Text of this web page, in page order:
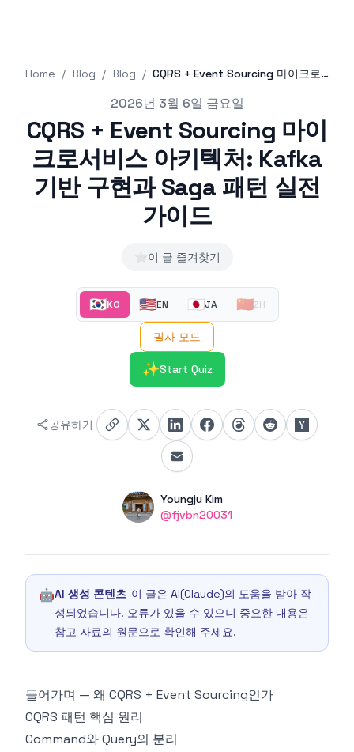
Home / Blog / Blog / CQRS + Event Sourcing 마이크로서비스 아키텍처: Kafka 기반 구현과 Saga 패턴 실전 가이드
2026년 3월 6일 금요일
CQRS + Event Sourcing 마이
크로서비스 아키텍처: Kafka
기반 구현과 Saga 패턴 실전
가이드
⭐이 글 즐겨찾기
🇰🇷KO 🇺🇸EN 🇯🇵JA 🇨🇳ZH
필사 모드
✨Start Quiz
공유하기
Name
Youngju Kim
Twitter
@fjvbn20031
🤖AI 생성 콘텐츠 이 글은 AI(Claude)의 도움을 받아 작
성되었습니다. 오류가 있을 수 있으니 중요한 내용은
참고 자료의 원문으로 확인해 주세요.
들어가며 — 왜 CQRS + Event Sourcing인가
CQRS 패턴 핵심 원리
Command와 Query의 분리